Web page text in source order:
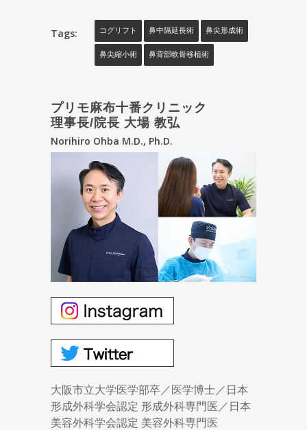
Tags: コグリフト 鼻中隔延長術 鼻尖形成術
鼻尖縮小術 鼻背部軟骨移植術
プリモ麻布十番クリニック
理事長/院長 大場 教弘
Norihiro Ohba M.D., Ph.D.
大阪市立大学医学部卒／医学博士／日本
形成外科学会認定 形成外科専門医／日本
美容外科学会認定 美容外科専門医